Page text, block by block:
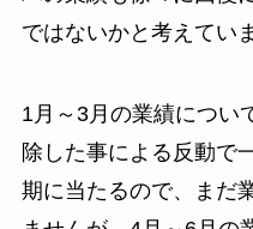
ではないかと考えてい
1月～3月の業績につい
除した事による反動で
期に当たるので、まだ